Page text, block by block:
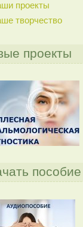
проекты
творчество
проекты
пособие